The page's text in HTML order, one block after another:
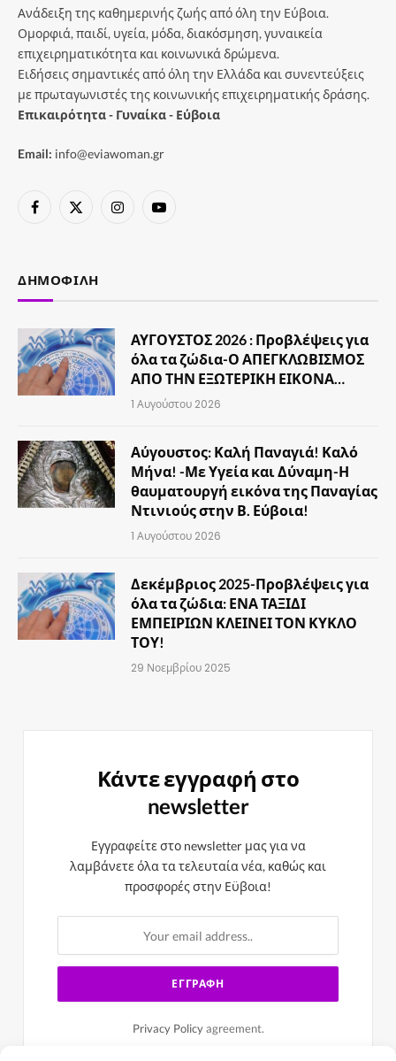
Ανάδειξη της καθημερινής ζωής από όλη την Εύβοια.
Ομορφιά, παιδί, υγεία, μόδα, διακόσμηση, γυναικεία
επιχειρηματικότητα και κοινωνικά δρώμενα.
Ειδήσεις σημαντικές από όλη την Ελλάδα και συνεντεύξεις
με πρωταγωνιστές της κοινωνικής επιχειρηματικής δράσης.
Επικαιρότητα - Γυναίκα - Εύβοια
Email: info@eviawoman.gr
Facebook
X
InstagramYouTube
ΔΗΜΟΦΙΛΉ
ΑΥΓΟΥΣΤΟΣ 2026 : Προβλέψεις για
όλα τα ζώδια-Ο ΑΠΕΓΚΛΩΒΙΣΜΟΣ
ΑΠΟ ΤΗΝ ΕΞΩΤΕΡΙΚΗ ΕΙΚΟΝΑ…
1 Αυγούστου 2026
Αύγουστος: Καλή Παναγιά! Καλό
Μήνα! -Με Υγεία και Δύναμη-Η
θαυματουργή εικόνα της Παναγίας
Ντινιούς στην Β. Εύβοια!
1 Αυγούστου 2026
Δεκέμβριος 2025-Προβλέψεις για
όλα τα ζώδια: ΕΝΑ ΤΑΞΙΔΙ
ΕΜΠΕΙΡΙΩΝ ΚΛΕΙΝΕΙ ΤΟΝ ΚΥΚΛΟ
ΤΟΥ!
29 Νοεμβρίου 2025
Κάντε εγγραφή στο
newsletter
Εγγραφείτε στο newsletter μας για να
λαμβάνετε όλα τα τελευταία νέα, καθώς και
προσφορές στην Εϋβοια!
Privacy Policyagreement.